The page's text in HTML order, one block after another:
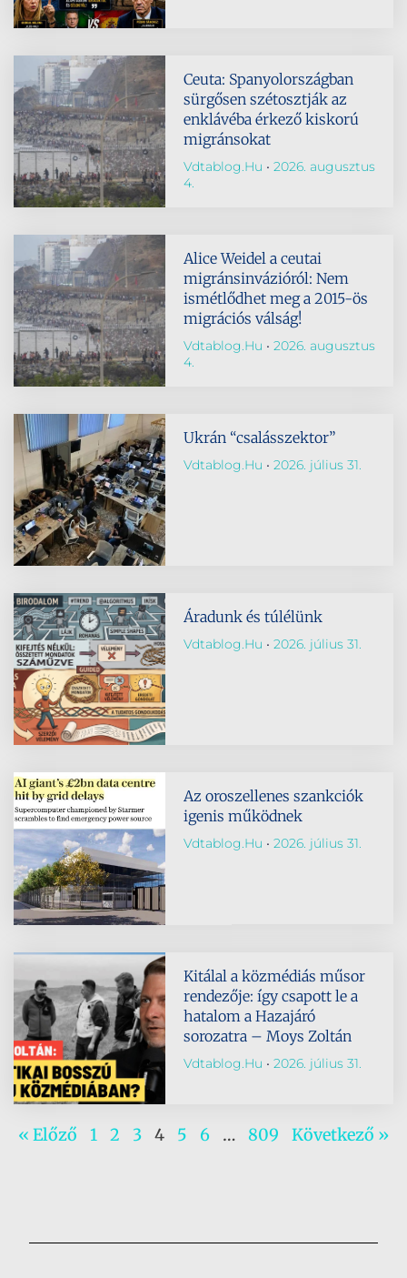
Ceuta: Spanyolországban
sürgősen szétosztják az
enklávéba érkező kiskorú
migránsokat
Vdtablog.hu
2026. augusztus
4.
Alice Weidel a ceutai
migránsinvázióról: Nem
ismétlődhet meg a 2015-ös
migrációs válság!
Vdtablog.hu
2026. augusztus
4.
Ukrán “csalásszektor”
Vdtablog.hu 2026. július 31.
Áradunk és túlélünk
Vdtablog.hu 2026. július 31.
Az oroszellenes szankciók
igenis működnek
Vdtablog.hu 2026. július 31.
Kitálal a közmédiás műsor
rendezője: így csapott le a
hatalom a Hazajáró
sorozatra – Moys Zoltán
Vdtablog.hu 2026. július 31.
« Előző 1 2 3 4 5 6 … 809 Következő »